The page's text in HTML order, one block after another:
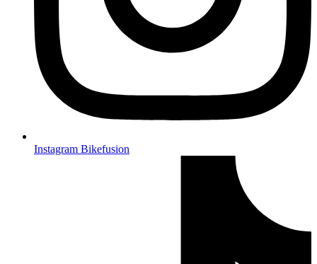
Instagram Bikefusion